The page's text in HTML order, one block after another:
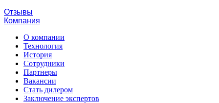
Отзывы
Компания
О компании
Технология
История
Сотрудники
Партнеры
Вакансии
Стать дилером
Заключение экспертов